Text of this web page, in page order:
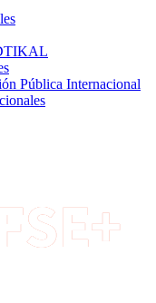
Pública Internacional